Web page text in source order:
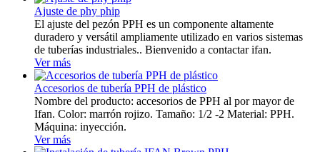
Ajuste de phy phip
El ajuste del pezón PPH es un componente altamente
duradero y versátil ampliamente utilizado en varios sistemas
de tuberías industriales.. Bienvenido a contactar ifan.
Ver más
Accesorios de tubería PPH de plástico
Nombre del producto: accesorios de PPH al por mayor de
Ifan. Color: marrón rojizo. Tamaño: 1/2 -2 Material: PPH.
Máquina: inyección.
Ver más